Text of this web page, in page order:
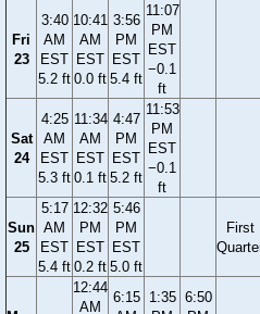
Fri
23
3:40
AM
EST
5.2 ft
10:41
AM
EST
0.0 ft
3:56
PM
EST
5.4 ft
11:07
PM
EST
−0.1
ft
Sat
24
4:25
AM
EST
5.3 ft
11:34
AM
EST
0.1 ft
4:47
PM
EST
5.2 ft
11:53
PM
EST
−0.1
ft
Sun
25
5:17
AM
EST
5.4 ft
12:32
PM
EST
0.2 ft
5:46
PM
EST
5.0 ft
First
12:44
AM
6:15
1:35 6:50